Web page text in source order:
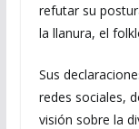
refutar su
la llanura, el
Sus
redes sociales,
visión sobre la